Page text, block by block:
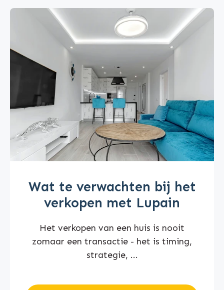
Wat te verwachten bij het
verkopen met Lupain
Het verkopen van een huis is nooit
zomaar een transactie - het is timing,
strategie, ...